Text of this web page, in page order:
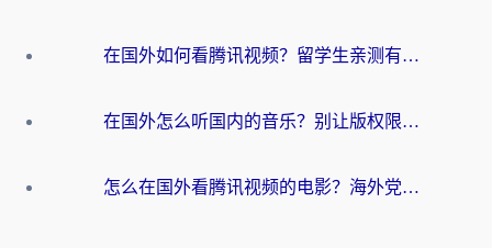
在国外如何看腾讯视频？留学生亲测有效的回国加速方案
在国外怎么听国内的音乐？别让版权限制断了你的华语歌单
怎么在国外看腾讯视频的电影？海外党亲测有效的回国加速指南